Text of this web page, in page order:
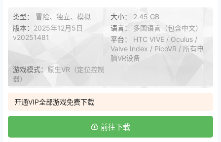
类型： 冒险、独立、模拟 大小： 2.45 GB
版本： 2025年12月5日
v20251481
语言： 多国语言（包含中文）
平台： HTC VIVE / Oculus /
Valve Index / PicoVR / 所有电
脑VR设备
游戏模式： 原生VR（定位控制
器）
开通VIP全部游戏免费下载
前往下载